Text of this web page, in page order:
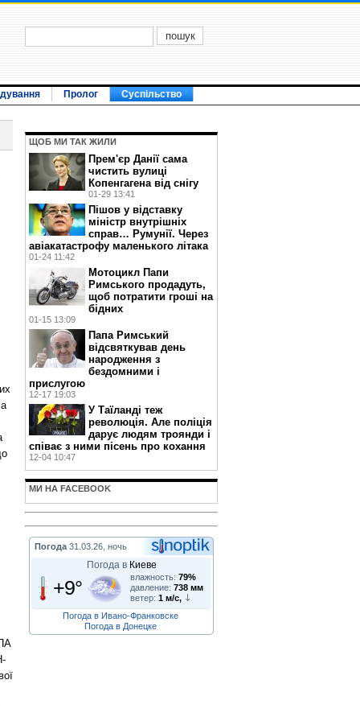
Пролог Суспільство
ЩОБ МИ ТАК ЖИЛИ
Прем'єр Данії сама
чистить вулиці
Копенгагена від снігу
01-29 13:41
Пішов у відставку
міністр внутрішніх
справ… Румунії. Через
авіакатастрофу маленького літака
01-24 11:42
Мотоцикл Папи
Римського продадуть,
щоб потратити гроші на
бідних
01-15 13:09
Папа Римський
відсвяткував день
народження з
бездомними і
прислугою
12-17 19:03
У Таїланді теж
революція. Але поліція
дарує людям троянди і
співає з ними пісень про кохання
12-04 10:47
МИ НА FACEBOOK
Погода 31.03.26, ночь
Погода в Киеве
+9° влажность: 79%
давление: 738 мм
ветер: 1 м/с,
Погода в Ивано-Франковске
Погода в Донецке